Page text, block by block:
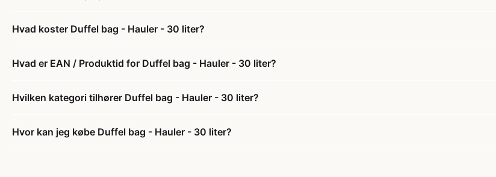
Hvad koster Duffel bag - Hauler - 30 liter?
Hvad er EAN / Produktid for Duffel bag - Hauler - 30 liter?
Hvilken kategori tilhører Duffel bag - Hauler - 30 liter?
Hvor kan jeg købe Duffel bag - Hauler - 30 liter?